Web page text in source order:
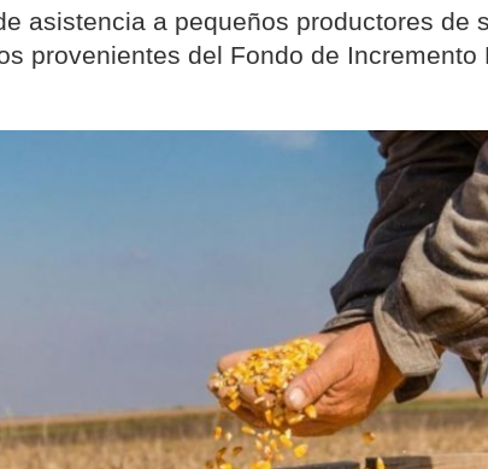
asistencia a pequeños productores de
provenientes del Fondo de Incremento